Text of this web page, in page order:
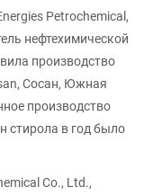
Petrochemical,
нефтехимической
производство
Сосан, Южная
производство
стирола в год было
Co., Ltd.,